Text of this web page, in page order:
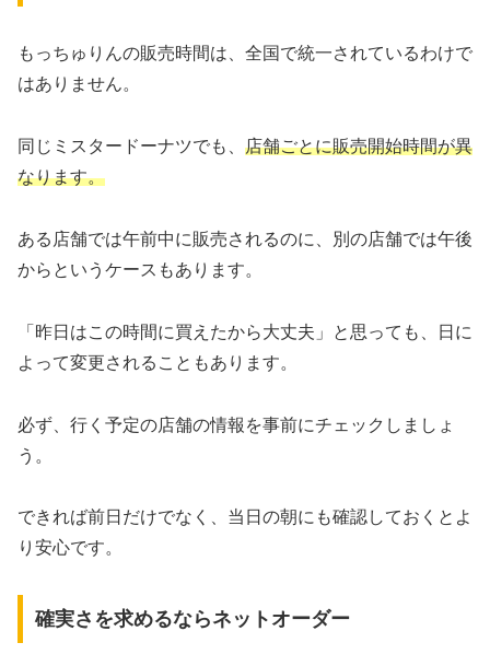
もっちゅりんの販売時間は、全国で統一されているわけで
はありません。
同じミスタードーナツでも、 店舗ごとに販売開始時間が異
なります。
ある店舗では午前中に販売されるのに、別の店舗では午後
からというケースもあります。
「昨日はこの時間に買えたから大丈夫」と思っても、日に
よって変更されることもあります。
必ず、行く予定の店舗の情報を事前にチェックしましょ
う。
できれば前日だけでなく、当日の朝にも確認しておくとよ
り安心です。
確実さを求めるならネットオーダー